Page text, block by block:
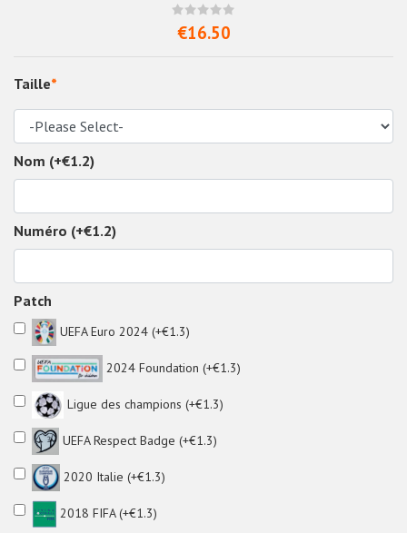
€16.50
Taille*
Nom (+€1.2)
Numéro (+€1.2)
Patch
UEFA Euro 2024 (+€1.3)
2024 Foundation (+€1.3)
Ligue des champions (+€1.3)
UEFA Respect Badge (+€1.3)
2020 Italie (+€1.3)
2018 FIFA (+€1.3)